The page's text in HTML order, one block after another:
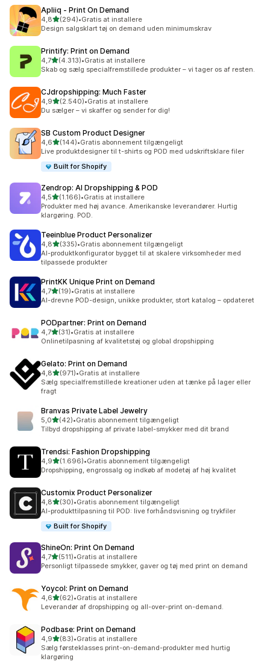
Apliiq ‑ Print On Demand
4,8ud af 5 stjerner
(294)
294 anmeldelser i alt
•Gratis at installere
Design salgsklart tøj on demand uden minimumskrav
Printify: Print on Demand
4,7ud af 5 stjerner
(4.313)
4313 anmeldelser i alt
•Gratis at installere
Skab og sælg specialfremstillede produkter – vi tager os af resten.
CJdropshipping: Much Faster
4,9ud af 5 stjerner
(2.540)
2540 anmeldelser i alt
•Gratis at installere
Du sælger – vi skaffer og sender for dig!
SB Custom Product Designer
4,6ud af 5 stjerner
(144)
144 anmeldelser i alt
•Gratis abonnement tilgængeligt
Live produktdesigner til t-shirts og POD med udskriftsklare filer
Built for Shopify
Zendrop: AI Dropshipping & POD
4,5ud af 5 stjerner
(1.166)
1166 anmeldelser i alt
•Gratis at installere
Produkter med høj avance. Amerikanske leverandører. Hurtig
klargøring. POD.
Teeinblue Product Personalizer
4,8ud af 5 stjerner
(335)
335 anmeldelser i alt
•Gratis abonnement tilgængeligt
AI-produktkonfigurator bygget til at skalere virksomheder med
tilpassede produkter
PrintKK Unique Print on Demand
4,7ud af 5 stjerner
(19)
19 anmeldelser i alt
•Gratis at installere
AI-drevne POD-design, unikke produkter, stort katalog – opdateret
PODpartner: Print on Demand
4,7ud af 5 stjerner
(31)
31 anmeldelser i alt
•Gratis at installere
Onlinetilpasning af kvalitetstøj og global dropshipping
Gelato: Print on Demand
4,8ud af 5 stjerner
(971)
971 anmeldelser i alt
•Gratis at installere
Sælg specialfremstillede kreationer uden at tænke på lager eller
fragt
Branvas Private Label Jewelry
5,0ud af 5 stjerner
(42)
42 anmeldelser i alt
•Gratis abonnement tilgængeligt
Tilbyd dropshipping af private label-smykker med dit brand
Trendsi: Fashion Dropshipping
4,9ud af 5 stjerner
(1.696)
1696 anmeldelser i alt
•Gratis abonnement tilgængeligt
Dropshipping, engrossalg og indkøb af modetøj af høj kvalitet
Customix Product Personalizer
4,8ud af 5 stjerner
(30)
30 anmeldelser i alt
•Gratis abonnement tilgængeligt
AI-produkttilpasning til POD: live forhåndsvisning og trykfiler
Built for Shopify
ShineOn: Print On Demand
4,7ud af 5 stjerner
(511)
511 anmeldelser i alt
•Gratis at installere
Personligt tilpassede smykker, gaver og tøj med print on demand
Yoycol: Print on Demand
4,6ud af 5 stjerner
(62)
62 anmeldelser i alt
•Gratis at installere
Leverandør af dropshipping og all-over-print on-demand.
Podbase: Print on Demand
4,9ud af 5 stjerner
(83)
83 anmeldelser i alt
•Gratis at installere
Sælg førsteklasses print-on-demand-produkter med hurtig
klargøring